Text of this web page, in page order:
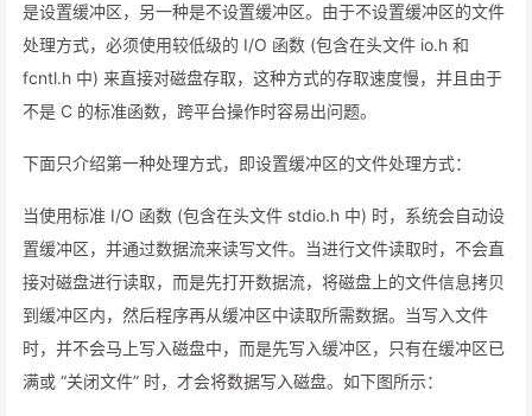
是设置缓冲区，另一种是不设置缓冲区。由于不设置缓冲区的文件
处理方式，必须使用较低级的 I/O 函数 (包含在头文件 io.h 和
fcntl.h 中) 来直接对磁盘存取，这种方式的存取速度慢，并且由于
不是 C 的标准函数，跨平台操作时容易出问题。
下面只介绍第一种处理方式，即设置缓冲区的文件处理方式：
当使用标准 I/O 函数 (包含在头文件 stdio.h 中) 时，系统会自动设
置缓冲区，并通过数据流来读写文件。当进行文件读取时，不会直
接对磁盘进行读取，而是先打开数据流，将磁盘上的文件信息拷贝
到缓冲区内，然后程序再从缓冲区中读取所需数据。当写入文件
时，并不会马上写入磁盘中，而是先写入缓冲区，只有在缓冲区已
满或 “关闭文件” 时，才会将数据写入磁盘。如下图所示：